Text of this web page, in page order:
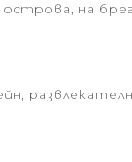
острова, на